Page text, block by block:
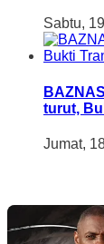
Sabtu,
turut,
Jumat,